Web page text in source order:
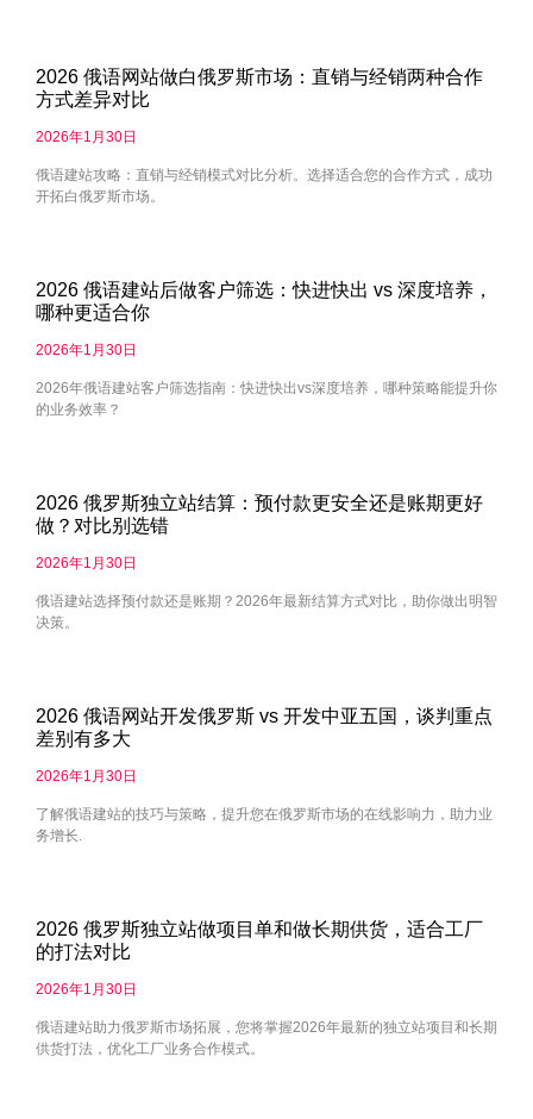
2026 俄语网站做白俄罗斯市场：直销与经销两种合作
方式差异对比
2026年1月30日
俄语建站攻略：直销与经销模式对比分析。选择适合您的合作方式，成功
开拓白俄罗斯市场。
2026 俄语建站后做客户筛选：快进快出 vs 深度培养，
哪种更适合你
2026年1月30日
2026年俄语建站客户筛选指南：快进快出vs深度培养，哪种策略能提升你
的业务效率？
2026 俄罗斯独立站结算：预付款更安全还是账期更好
做？对比别选错
2026年1月30日
俄语建站选择预付款还是账期？2026年最新结算方式对比，助你做出明智
决策。
2026 俄语网站开发俄罗斯 vs 开发中亚五国，谈判重点
差别有多大
2026年1月30日
了解俄语建站的技巧与策略，提升您在俄罗斯市场的在线影响力，助力业
务增长.
2026 俄罗斯独立站做项目单和做长期供货，适合工厂
的打法对比
2026年1月30日
俄语建站助力俄罗斯市场拓展，您将掌握2026年最新的独立站项目和长期
供货打法，优化工厂业务合作模式。